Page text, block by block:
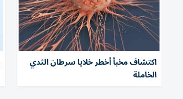
اكتشاف مخبأ أخطر خلايا سرطان الثدي
الخاملة